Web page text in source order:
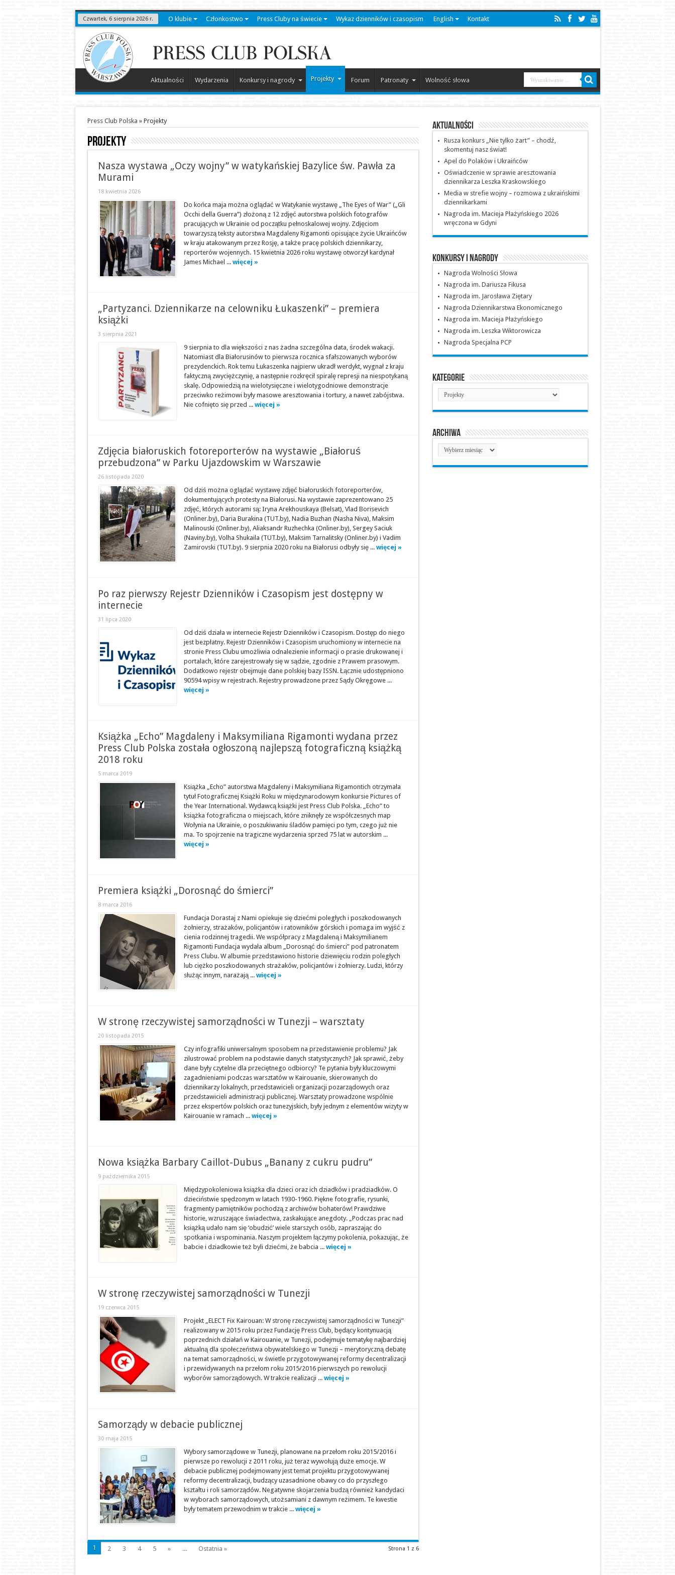
Czwartek, 6 sierpnia 2026 r. O klubie Członkostwo Press Cluby na świecie Wykaz dzienników i czasopism English Kontakt
Aktualności Wydarzenia Konkursy i nagrody Projekty Forum Patronaty Wolność słowa
Press Club Polska » Projekty
Projekty
Nasza wystawa „Oczy wojny” w watykańskiej Bazylice św. Pawła za
Murami
18 kwietnia 2026
Do końca maja można oglądać w Watykanie wystawę „The Eyes of War” („Gli
Occhi della Guerra”) złożoną z 12 zdjęć autorstwa polskich fotografów
pracujących w Ukrainie od początku pełnoskalowej wojny. Zdjęciom
towarzyszą teksty autorstwa Magdaleny Rigamonti opisujące życie Ukraińców
w kraju atakowanym przez Rosję, a także pracę polskich dziennikarzy,
reporterów wojennych. 15 kwietnia 2026 roku wystawę otworzył kardynał
James Michael ... więcej »
„Partyzanci. Dziennikarze na celowniku Łukaszenki” – premiera
książki
3 sierpnia 2021
9 sierpnia to dla większości z nas żadna szczególna data, środek wakacji.
Natomiast dla Białorusinów to pierwsza rocznica sfałszowanych wyborów
prezydenckich. Rok temu Łukaszenka najpierw ukradł werdykt, wygnał z kraju
faktyczną zwyciężczynię, a następnie rozkręcił spiralę represji na niespotykaną
skalę. Odpowiedzią na wielotysięczne i wielotygodniowe demonstracje
przeciwko reżimowi były masowe aresztowania i tortury, a nawet zabójstwa.
Nie cofnięto się przed ... więcej »
Zdjęcia białoruskich fotoreporterów na wystawie „Białoruś
przebudzona” w Parku Ujazdowskim w Warszawie
26 listopada 2020
Od dziś można oglądać wystawę zdjęć białoruskich fotoreporterów,
dokumentujących protesty na Białorusi. Na wystawie zaprezentowano 25
zdjęć, których autorami są: Iryna Arekhouskaya (Belsat), Vlad Borisevich
(Onliner.by), Daria Burakina (TUT.by), Nadia Buzhan (Nasha Niva), Maksim
Malinouski (Onliner.by), Aliaksandr Ruzhechka (Onliner.by), Sergey Saciuk
(Naviny.by), Volha Shukaila (TUT.by), Maksim Tarnalitsky (Onliner.by) i Vadim
Zamirovski (TUT.by). 9 sierpnia 2020 roku na Białorusi odbyły się ... więcej »
Po raz pierwszy Rejestr Dzienników i Czasopism jest dostępny w
internecie
31 lipca 2020
Od dziś działa w internecie Rejestr Dzienników i Czasopism. Dostęp do niego
jest bezpłatny. Rejestr Dzienników i Czasopism uruchomiony w internecie na
stronie Press Clubu umożliwia odnalezienie informacji o prasie drukowanej i
portalach, które zarejestrowały się w sądzie, zgodnie z Prawem prasowym.
Dodatkowo rejestr obejmuje dane polskiej bazy ISSN. Łącznie udostępniono
90594 wpisy w rejestrach. Rejestry prowadzone przez Sądy Okręgowe ...
więcej »
Książka „Echo” Magdaleny i Maksymiliana Rigamonti wydana przez
Press Club Polska została ogłoszoną najlepszą fotograficzną książką
2018 roku
5 marca 2019
Książka „Echo” autorstwa Magdaleny i Maksymiliana Rigamontich otrzymała
tytuł Fotograficznej Książki Roku w międzynarodowym konkursie Pictures of
the Year International. Wydawcą książki jest Press Club Polska. „Echo” to
książka fotograficzna o miejscach, które zniknęły ze współczesnych map
Wołynia na Ukrainie, o poszukiwaniu śladów pamięci po tym, czego już nie
ma. To spojrzenie na tragiczne wydarzenia sprzed 75 lat w autorskim ...
więcej »
Premiera książki „Dorosnąć do śmierci”
8 marca 2016
Fundacja Dorastaj z Nami opiekuje się dziećmi poległych i poszkodowanych
żołnierzy, strażaków, policjantów i ratowników górskich i pomaga im wyjść z
cienia rodzinnej tragedii. We współpracy z Magdaleną i Maksymilianem
Rigamonti Fundacja wydała album „Dorosnąć do śmierci” pod patronatem
Press Clubu. W albumie przedstawiono historie dziewięciu rodzin poległych
lub ciężko poszkodowanych strażaków, policjantów i żołnierzy. Ludzi, którzy
służąc innym, narażają ... więcej »
W stronę rzeczywistej samorządności w Tunezji – warsztaty
20 listopada 2015
Czy infografiki uniwersalnym sposobem na przedstawienie problemu? Jak
zilustrować problem na podstawie danych statystycznych? Jak sprawić, żeby
dane były czytelne dla przeciętnego odbiorcy? Te pytania były kluczowymi
zagadnieniami podczas warsztatów w Kairouanie, skierowanych do
dziennikarzy lokalnych, przedstawicieli organizacji pozarządowych oraz
przedstawicieli administracji publicznej. Warsztaty prowadzone wspólnie
przez ekspertów polskich oraz tunezyjskich, były jednym z elementów wizyty w
Kairouanie w ramach ... więcej »
Nowa książka Barbary Caillot-Dubus „Banany z cukru pudru”
9 października 2015
Międzypokoleniowa książka dla dzieci oraz ich dziadków i pradziadków. O
dzieciństwie spędzonym w latach 1930-1960. Piękne fotografie, rysunki,
fragmenty pamiętników pochodzą z archiwów bohaterów! Prawdziwe
historie, wzruszające świadectwa, zaskakujące anegdoty. „Podczas prac nad
książką udało nam się ‘obudzić’ wiele starszych osób, zapraszając do
spotkania i wspominania. Naszym projektem łączymy pokolenia, pokazując, że
babcie i dziadkowie też byli dziećmi, że babcia ... więcej »
W stronę rzeczywistej samorządności w Tunezji
19 czerwca 2015
Projekt „ELECT Fix Kairouan: W stronę rzeczywistej samorządności w Tunezji”
realizowany w 2015 roku przez Fundację Press Club, będący kontynuacją
poprzednich działań w Kairouanie, w Tunezji, podejmuje tematykę najbardziej
aktualną dla społeczeństwa obywatelskiego w Tunezji – merytoryczną debatę
na temat samorządności, w świetle przygotowywanej reformy decentralizacji
i przewidywanych na przełom roku 2015/2016 pierwszych po rewolucji
wyborów samorządowych. W trakcie realizacji ... więcej »
Samorządy w debacie publicznej
30 maja 2015
Wybory samorządowe w Tunezji, planowane na przełom roku 2015/2016 i
pierwsze po rewolucji z 2011 roku, już teraz wywołują duże emocje. W
debacie publicznej podejmowany jest temat projektu przygotowywanej
reformy decentralizacji, budzący uzasadnione obawy co do przyszłego
kształtu i roli samorządów. Negatywne skojarzenia budzą również kandydaci
w wyborach samorządowych, utożsamiani z dawnym reżimem. Te kwestie
były tematem przewodnim w trakcie ... więcej »
Strona 1 z 6
1 2 3 4 5 » ... Ostatnia »
Aktualności
Rusza konkurs „Nie tylko żart” – chodź,
skomentuj nasz świat!
Apel do Polaków i Ukraińców
Oświadczenie w sprawie aresztowania
dziennikarza Leszka Kraskowskiego
Media w strefie wojny – rozmowa z ukraińskimi
dziennikarkami
Nagroda im. Macieja Płażyńskiego 2026
wręczona w Gdyni
Konkursy i nagrody
Nagroda Wolności Słowa
Nagroda im. Dariusza Fikusa
Nagroda im. Jarosława Ziętary
Nagroda Dziennikarstwa Ekonomicznego
Nagroda im. Macieja Płażyńskiego
Nagroda im. Leszka Wiktorowicza
Nagroda Specjalna PCP
Kategorie
Kategorie
Archiwa
Archiwa